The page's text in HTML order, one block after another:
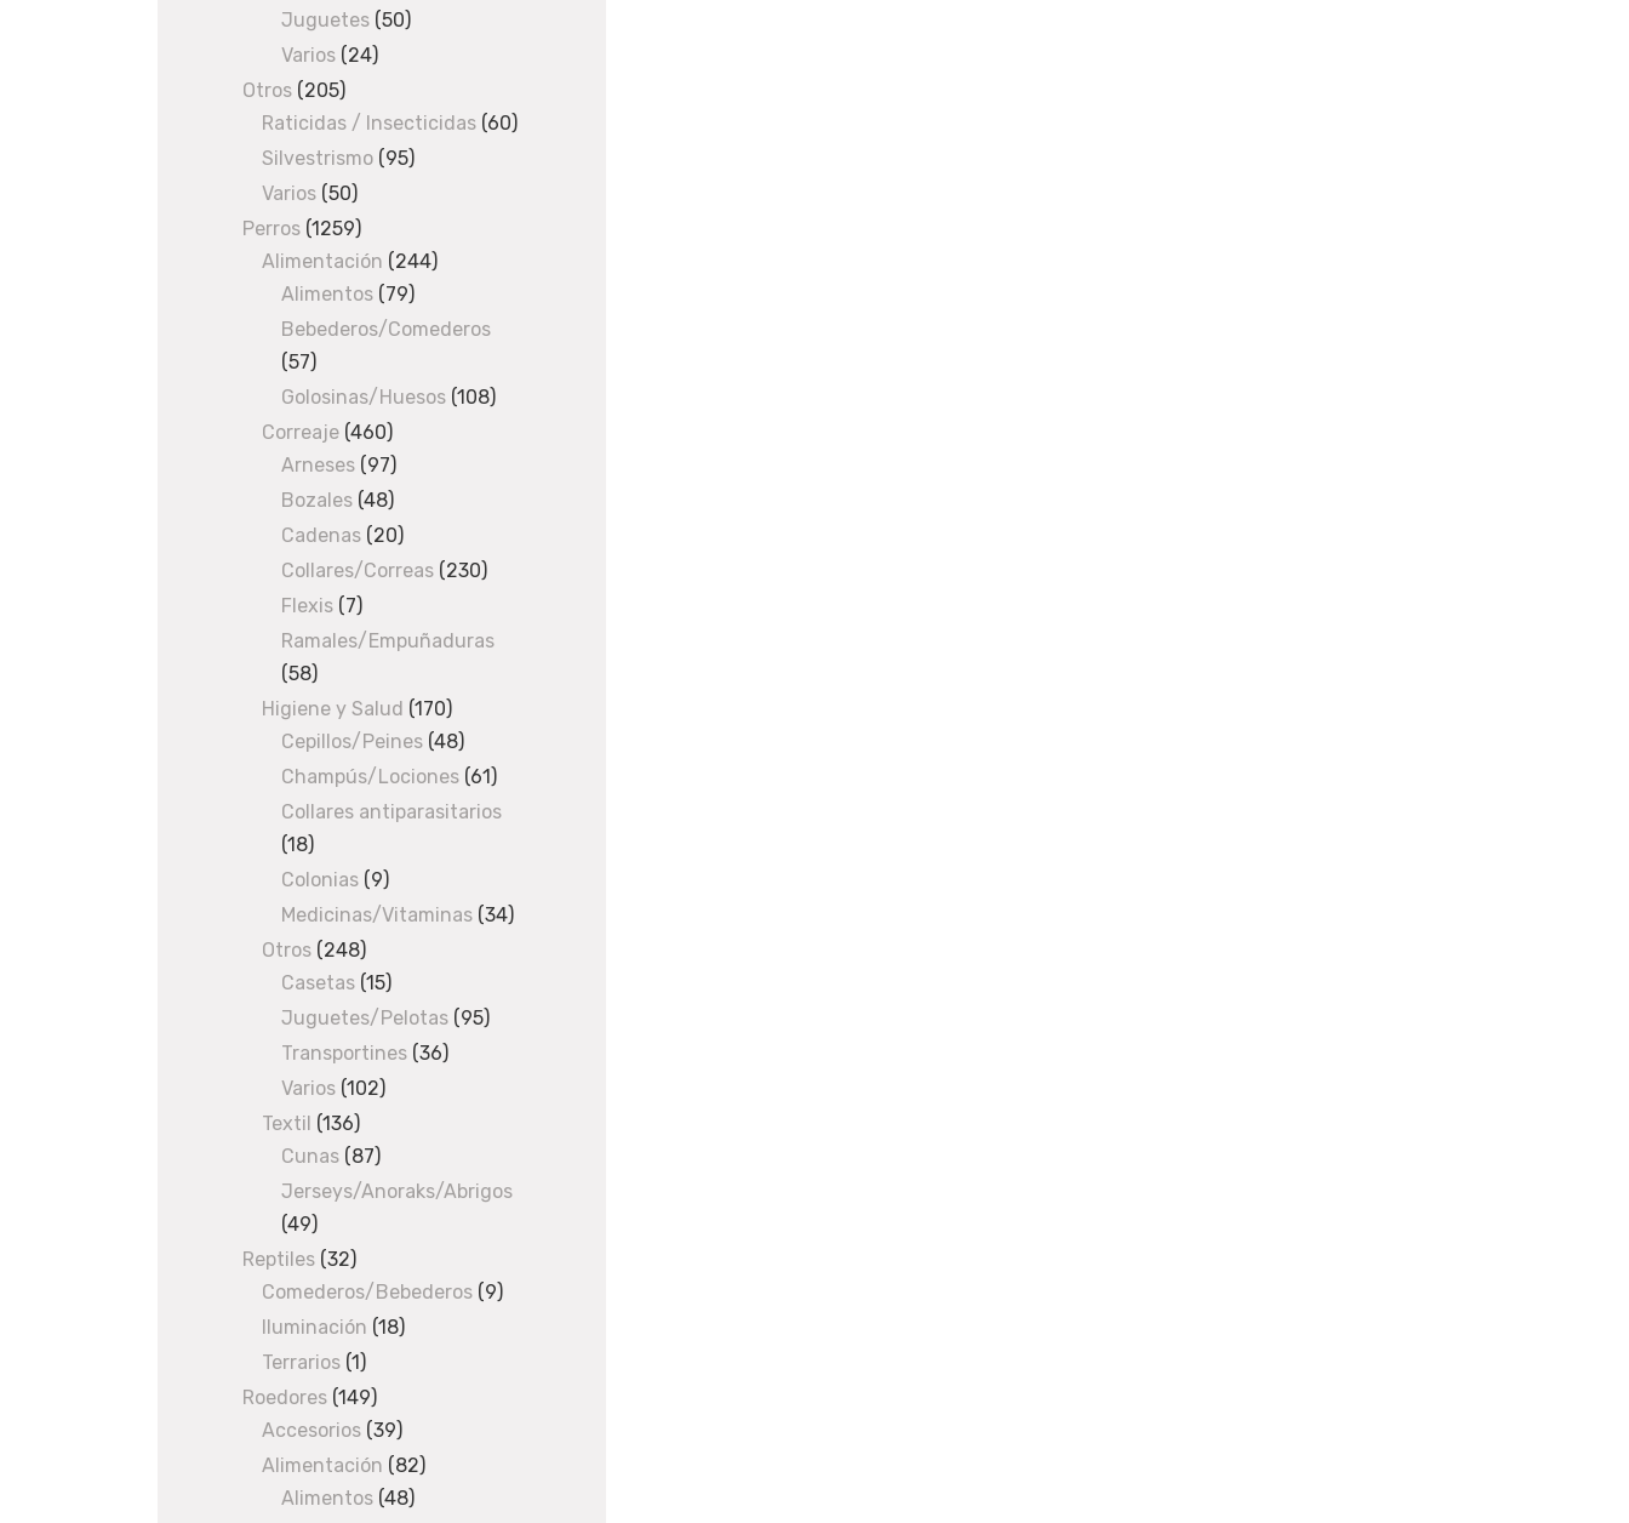
products
Juguetes 5050
Varios 2424
Otros 205205
products
Raticidas / Insecticidas 6060
Silvestrismo 9595
Varios 5050
products
Perros 12591259
products
Alimentación 244244
Alimentos 7979
products
Bebederos/Comederos
5757
products
Golosinas/Huesos 108108
Correaje 460460
products
Arneses 9797
products
Bozales 4848
products
Cadenas 2020
products
Collares/Correas 230230
Flexis 77
products
Ramales/Empuñaduras
5858
products
Higiene y Salud 170170
products
Cepillos/Peines 4848
products
Champús/Lociones 6161
products
Collares antiparasitarios
1818
products
Colonias 99
products
Medicinas/Vitaminas 3434
Otros 248248
products
Casetas 1515
products
Juguetes/Pelotas 9595
Transportines 3636
Varios 102102
Textil 136136
products
Cunas 8787
products
Jerseys/Anoraks/Abrigos
4949
products
Reptiles 3232
products
Comederos/Bebederos 99
Iluminación 1818
Terrarios 11
product
Roedores 149149
products
Accesorios 3939
products
Alimentación 8282
Alimentos 4848